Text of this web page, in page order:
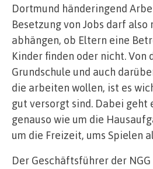
Dortmund händeringend
Besetzung von Jobs darf also
abhängen, ob Eltern eine
Kinder finden oder nicht. Von
Grundschule und auch
die arbeiten wollen, ist es
gut versorgt sind. Dabei geht
genauso wie um die
um die Freizeit, ums Spielen
Der Geschäftsführer der